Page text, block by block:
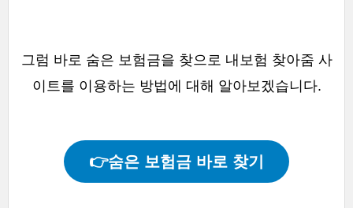
그럼 바로 숨은 보험금을 찾으로 내보험 찾아줌 사
이트를 이용하는 방법에 대해 알아보겠습니다.
👉숨은 보험금 바로 찾기